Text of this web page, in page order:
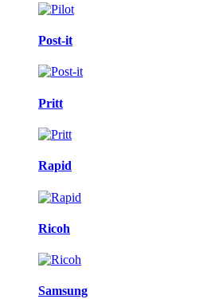
Post-it
Pritt
Rapid
Ricoh
Samsung